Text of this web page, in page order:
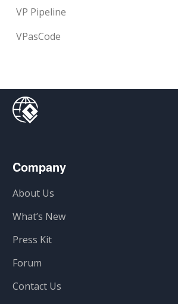
VP Pipeline
VPasCode
Company
About Us
What’s New
Press Kit
Forum
Contact Us